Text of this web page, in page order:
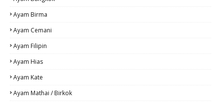
Ayam Birma
Ayam Cemani
Ayam Filipin
Ayam Hias
Ayam Kate
Ayam Mathai / Birkok